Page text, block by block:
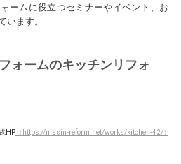
ームに役立つセミナーやイベント、お
います。
ォームのキッチンリフォ
HP（https://nissin-reform.net/works/kitchen-42/）